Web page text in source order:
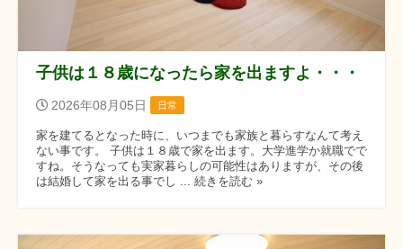
子供は１８歳になったら家を出ますよ・・・
2026年08月05日 日常
家を建てるとなった時に、いつまでも家族と暮らすなんて考え
ない事です。 子供は１８歳で家を出ます。大学進学か就職でで
すね。そうなっても実家暮らしの可能性はありますが、その後
は結婚して家を出る事でし ... 続きを読む »